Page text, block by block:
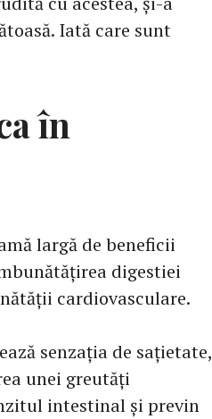
Iată care sunt
în
largă de beneficii
digestiei
cardiovasculare.
senzația de sațietate,
unei greutăți
intestinal și previn